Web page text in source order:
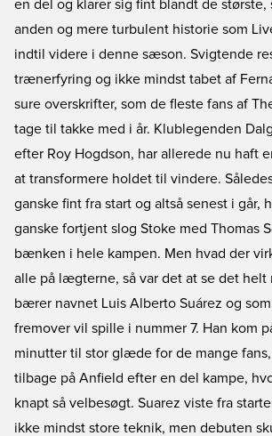
en del og klarer sig fint blandt de største,
anden og mere turbulent historie som
indtil videre i denne sæson. Svigtende
trænerfyring og ikke mindst tabet af
sure overskrifter, som de fleste fans af
tage til takke med i år. Klublegenden
efter Roy Hogdson, har allerede nu haft
at transformere holdet til vindere.
ganske fint fra start og altså senest i går,
ganske fortjent slog Stoke med Thomas
bænken i hele kampen. Men hvad der
alle på lægterne, så var det at se det helt
bærer navnet Luis Alberto Suárez og
fremover vil spille i nummer 7. Han kom
minutter til stor glæde for de mange
tilbage på Anfield efter en del kampe,
knapt så velbesøgt. Suarez viste fra
ikke mindst store teknik, men debuten